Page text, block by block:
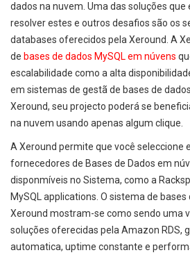
dados na nuvem. Uma das soluções
resolver estes e outros desafios são os
databases oferecidos pela Xeround. A
de bases de dados MySQL em núvens
escalabilidade como a alta
em sistemas de gestã de bases de
Xeround, seu projecto poderá se
na nuvem usando apenas algum clique.
A Xeround permite que você seleccione
fornecedores de Bases de Dados em
disponmíveis no Sistema, como a
MySQL applications. O sistema de
Xeround mostram-se como sendo uma
soluções oferecidas pela Amazon RDS,
automatica, uptime constante e